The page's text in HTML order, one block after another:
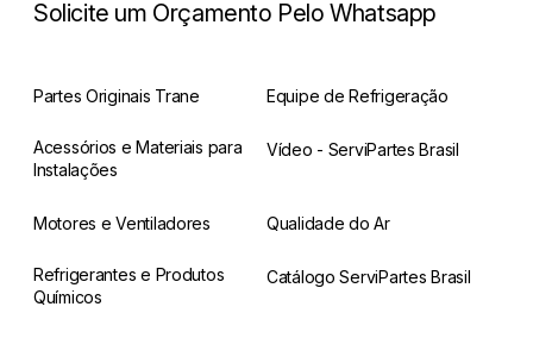
Solicite um Orçamento Pelo Whatsapp
Partes Originais Trane Equipe de Refrigeração
Acessórios e Materiais para
Instalações
Vídeo - ServiPartes Brasil
Motores e Ventiladores Qualidade do Ar
Refrigerantes e Produtos
Químicos
Catálogo ServiPartes Brasil